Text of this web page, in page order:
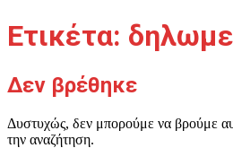
Ετικέτα:
Δεν βρέθηκε
Δυστυχώς, δεν μπορούμε να βρούμε
την αναζήτηση.